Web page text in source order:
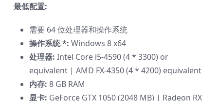
最低配置:
需要 64 位处理器和操作系统
操作系统 *: Windows 8 x64
处理器: Intel Core i5-4590 (4 * 3300) or
equivalent | AMD FX-4350 (4 * 4200) equivalent
内存: 8 GB RAM
显卡: GeForce GTX 1050 (2048 MB) | Radeon RX